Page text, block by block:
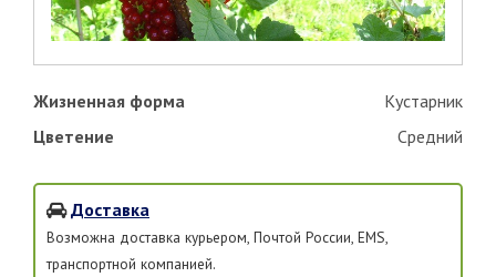
Жизненная форма
Кустарник
Цветение
Средний
Доставка
Возможна доставка курьером, Почтой России, EMS,
транспортной компанией.